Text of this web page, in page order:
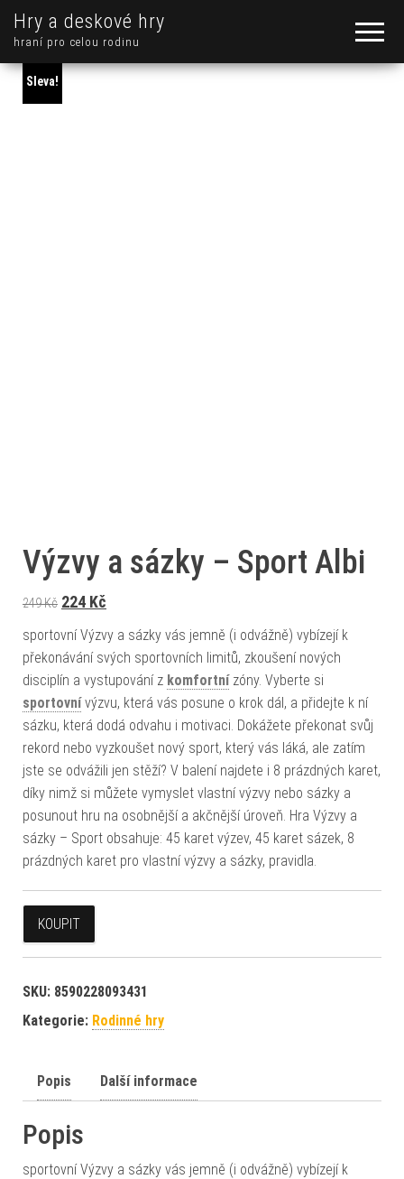
Hry a deskové hry
hraní pro celou rodinu
Sleva!
Výzvy a sázky – Sport Albi
249Kč Původní cena byla: 249 Kč.
224 Kč
sportovní Výzvy a sázky vás jemně (i odvážně) vybízejí k
překonávání svých sportovních limitů, zkoušení nových
disciplín a vystupování z komfortnízóny. Vyberte si
sportovnívýzvu, která vás posune o krok dál, a přidejte k ní
sázku, která dodá odvahu i motivaci. Dokážete překonat svůj
rekord nebo vyzkoušet nový sport, který vás láká, ale zatím
jste se odvážili jen stěží? V balení najdete i 8 prázdných karet,
díky nimž si můžete vymyslet vlastní výzvy nebo sázky a
posunout hru na osobnější a akčnější úroveň. Hra Výzvy a
sázky – Sport obsahuje: 45 karet výzev, 45 karet sázek, 8
prázdných karet pro vlastní výzvy a sázky, pravidla.
KOUPIT
SKU: 8590228093431
Kategorie: Rodinné hry
Popis Další informace
Popis
sportovní Výzvy a sázky vás jemně (i odvážně) vybízejí k